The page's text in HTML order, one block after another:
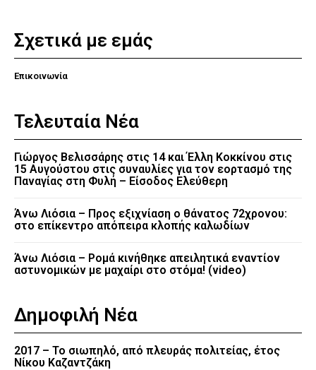
Σχετικά με εμάς
Επικοινωνία
Τελευταία Νέα
Γιώργος Βελισσάρης στις 14 και Έλλη Κοκκίνου στις
15 Αυγούστου στις συναυλίες για τον εορτασμό της
Παναγίας στη Φυλή – Είσοδος Ελεύθερη
Άνω Λιόσια – Προς εξιχνίαση ο θάνατος 72χρονου:
στο επίκεντρο απόπειρα κλοπής καλωδίων
Άνω Λιόσια – Ρομά κινήθηκε απειλητικά εναντίον
αστυνομικών με μαχαίρι στο στόμα! (video)
Δημοφιλή Νέα
2017 – Το σιωπηλό, από πλευράς πολιτείας, έτος
Νίκου Καζαντζάκη